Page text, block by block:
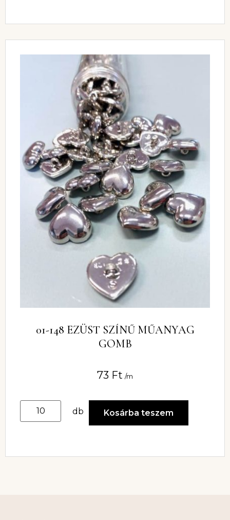
01-148 EZÜST SZÍNŰ MŰANYAG
GOMB
73 Ft /m
db Kosárba teszem